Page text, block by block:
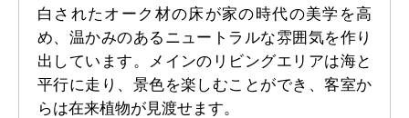
白されたオーク材の床が家の時代の美学を高
め、温かみのあるニュートラルな雰囲気を作り
出しています。メインのリビングエリアは海と
平行に走り、景色を楽しむことができ、客室か
らは在来植物が見渡せます。